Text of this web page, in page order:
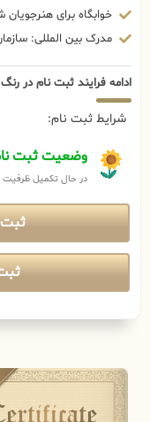
خوابگاه برای هنرجویان
مدرک بین المللی:
ادامه فرایند ثبت نام در
شرایط ثبت نام:
وضعیت ثبت
در حال تکمیل ظرفیت